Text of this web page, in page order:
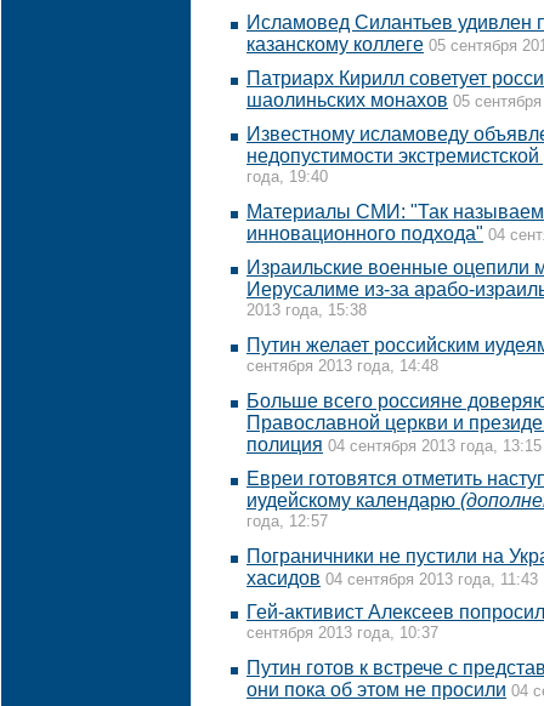
Исламовед Силантьев удивлен
казанскому коллеге 05 сентября
Патриарх Кирилл советует
шаолиньских монахов 05
Известному исламоведу
недопустимости
года, 19:40
Материалы СМИ: "Так
инновационного подхода" 04
Израильские военные оцепили
Иерусалиме из-за арабо-
2013 года, 15:38
Путин желает российским
сентября 2013 года, 14:48
Больше всего россияне
Православной церкви и
полиция 04 сентября 2013 года, 13:15
Евреи готовятся отметить
иудейскому календарю
года, 12:57
Пограничники не пустили на
хасидов 04 сентября 2013 года, 11:43
Гей-активист Алексеев
сентября 2013 года, 10:37
Путин готов к встрече с
они пока об этом не просили 04